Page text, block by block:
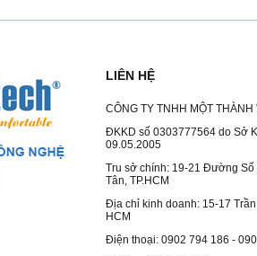
LIÊN HỆ
CÔNG TY TNHH MỘT
ĐKKD số 0303777564 do Sở
09.05.2005
Tru sở chính: 19-21 Đường Số
Tân, TP.HCM
Địa chỉ kinh doanh: 15-17
HCM
Điện thoại: 0902 794 186 -